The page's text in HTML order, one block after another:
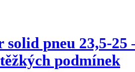
solid pneu 23,5-25
podmínek